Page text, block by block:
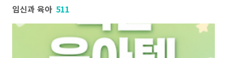
임신과 육아 511